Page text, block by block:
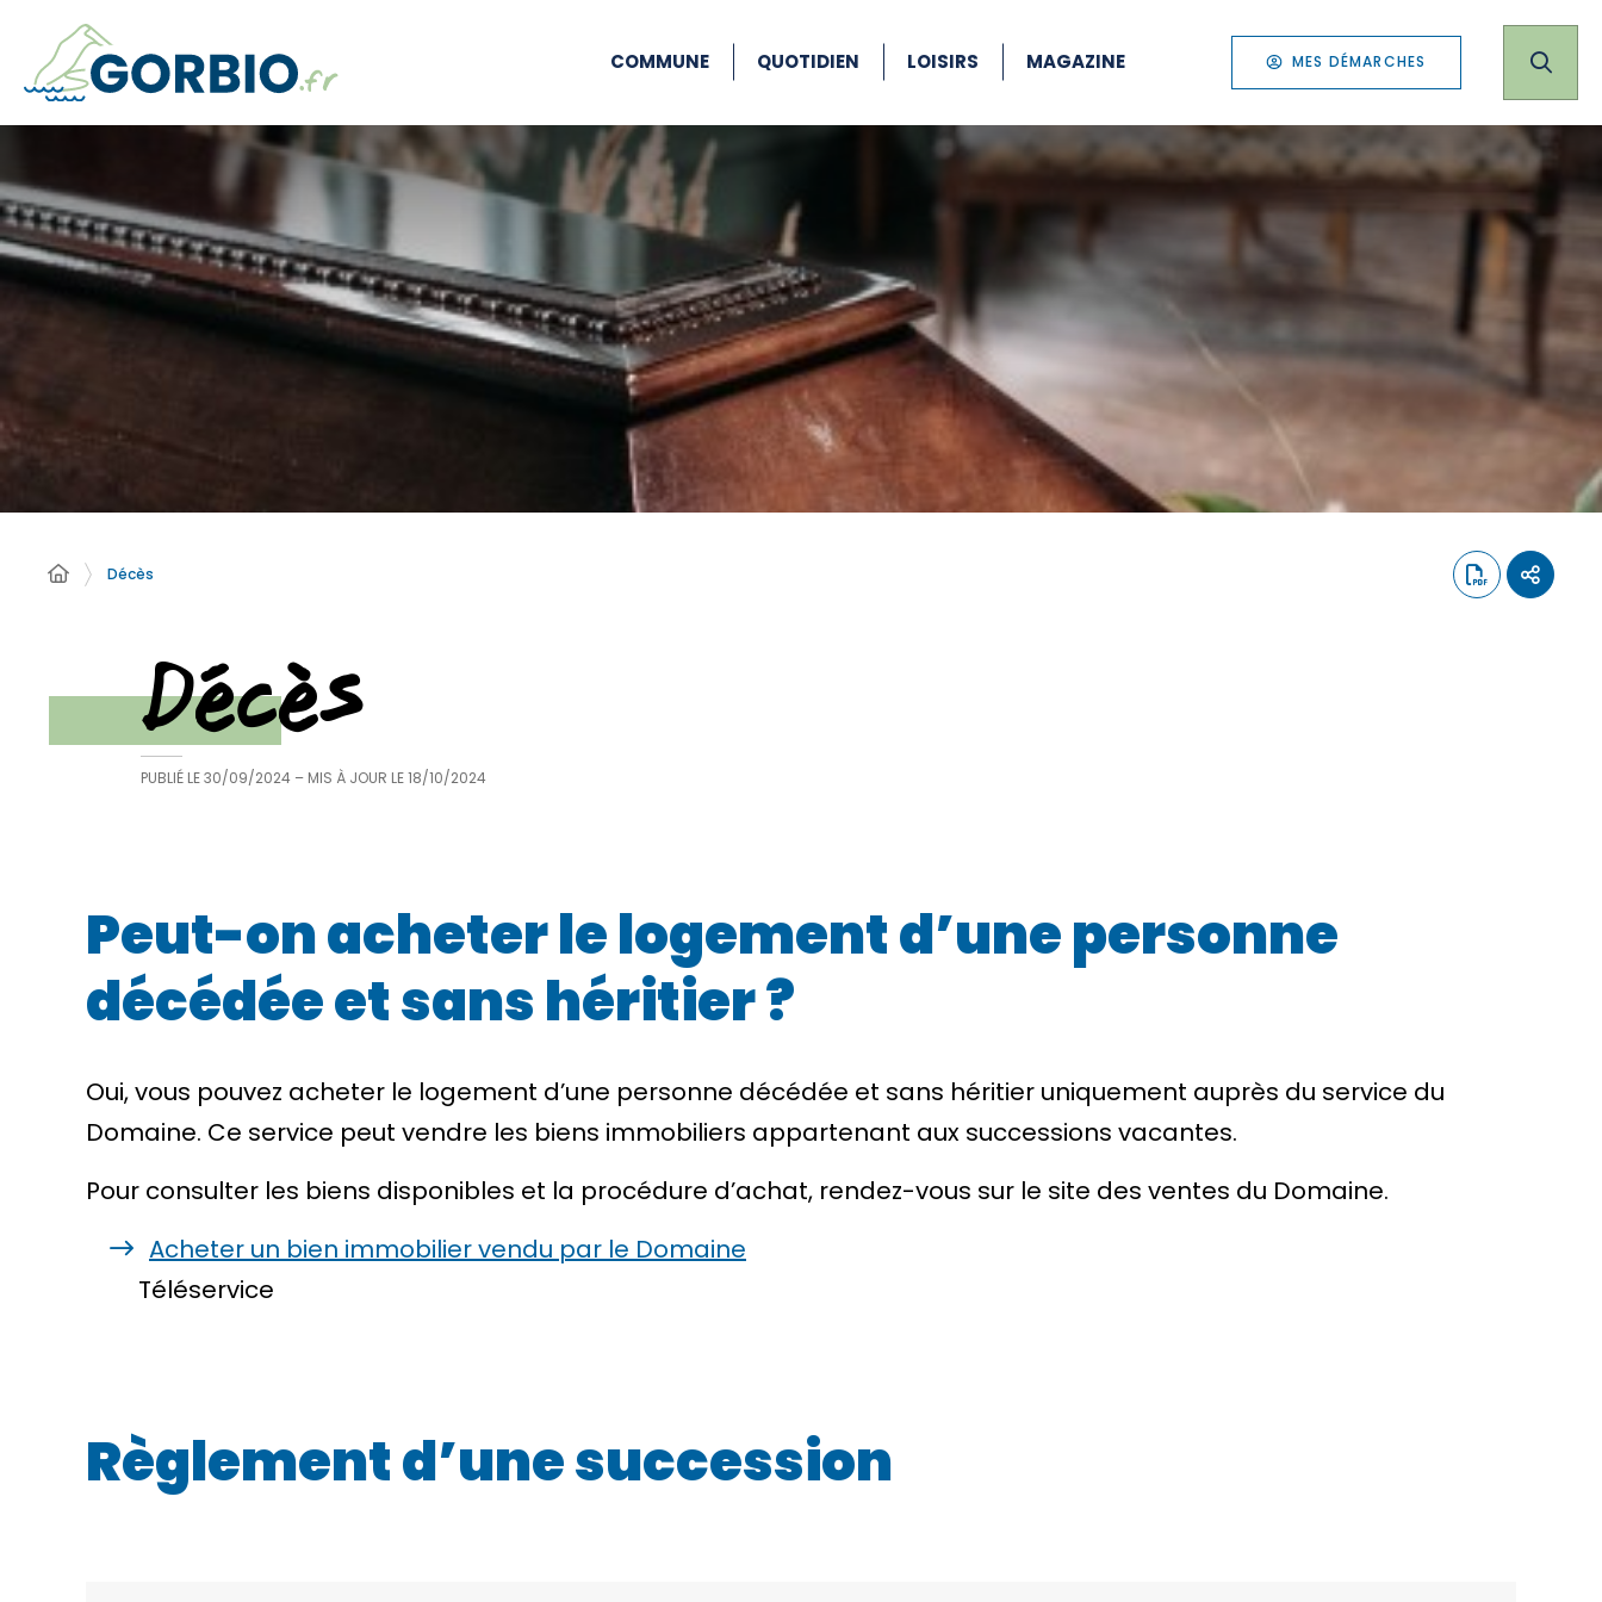
COMMUNE QUOTIDIEN LOISIRS MAGAZINE MES DÉMARCHES
Décès
Décès
PUBLIÉ LE30/09/2024 – MIS À JOUR LE18/10/2024
Peut-on acheter le logement d’une personne
décédée et sans héritier ?
Oui, vous pouvez acheter le logement d’une personne décédée et sans héritier uniquement auprès du service du
Domaine. Ce service peut vendre les biens immobiliers appartenant aux successions vacantes.
Pour consulter les biens disponibles et la procédure d’achat, rendez-vous sur le site des ventes du Domaine.
Acheter un bien immobilier vendu par le Domaine
Téléservice
Règlement d’une succession